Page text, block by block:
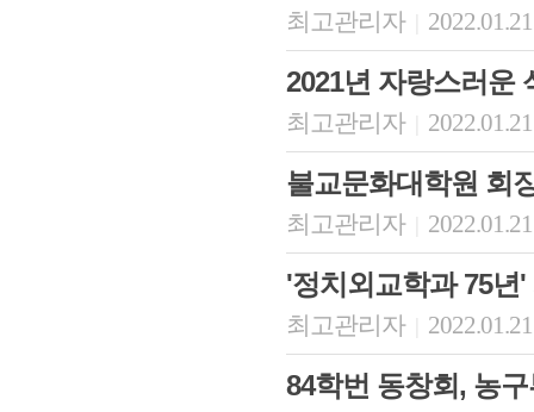
최고관리자
2021년 자랑스러운
최고관리자
불교문화대학원 회
최고관리자
'정치외교학과 75년
최고관리자
84학번 동창회, 농